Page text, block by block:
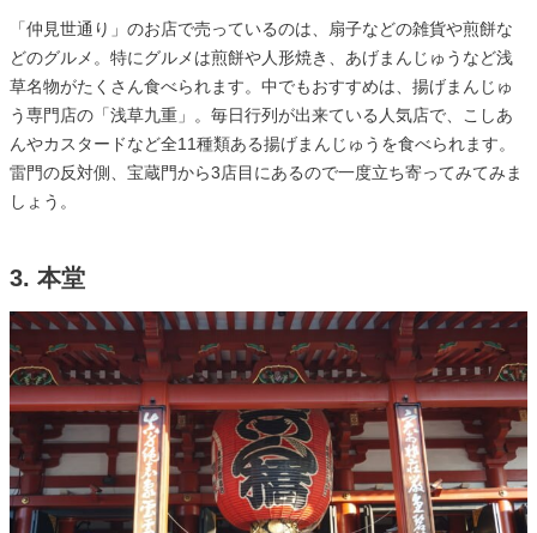
「仲見世通り」のお店で売っているのは、扇子などの雑貨や煎餅な
どのグルメ。特にグルメは煎餅や人形焼き、あげまんじゅうなど浅
草名物がたくさん食べられます。中でもおすすめは、揚げまんじゅ
う専門店の「浅草九重」。毎日行列が出来ている人気店で、こしあ
んやカスタードなど全11種類ある揚げまんじゅうを食べられます。
雷門の反対側、宝蔵門から3店目にあるので一度立ち寄ってみてみま
しょう。
3. 本堂